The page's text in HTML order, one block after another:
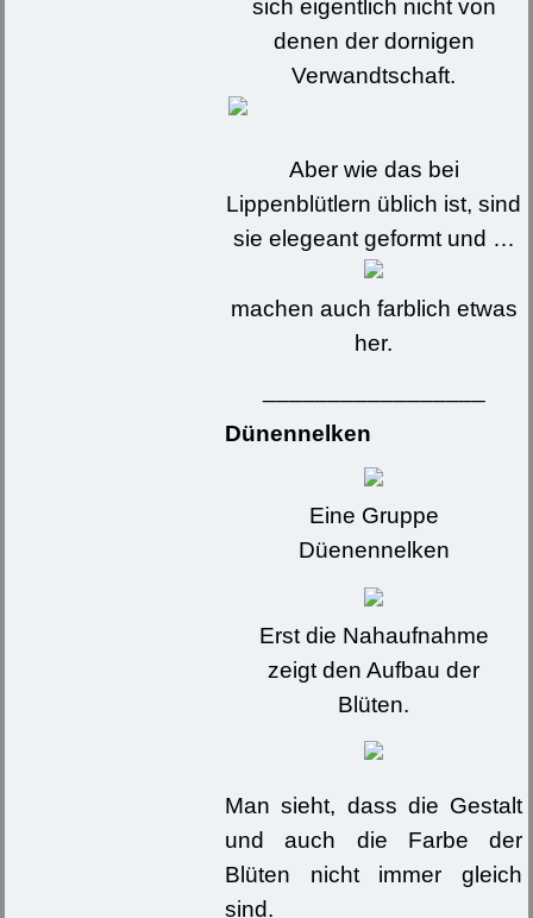
sich eigentlich nicht von
denen der dornigen
Verwandtschaft.
Aber wie das bei
Lippenblütlern üblich ist, sind
sie elegeant geformt und …
machen auch farblich etwas
her.
Dünennelken
Eine Gruppe
Düenennelken
Erst die Nahaufnahme
zeigt den Aufbau der
Blüten.
Man sieht, dass die Gestalt
und auch die Farbe der
Blüten nicht immer gleich
sind.